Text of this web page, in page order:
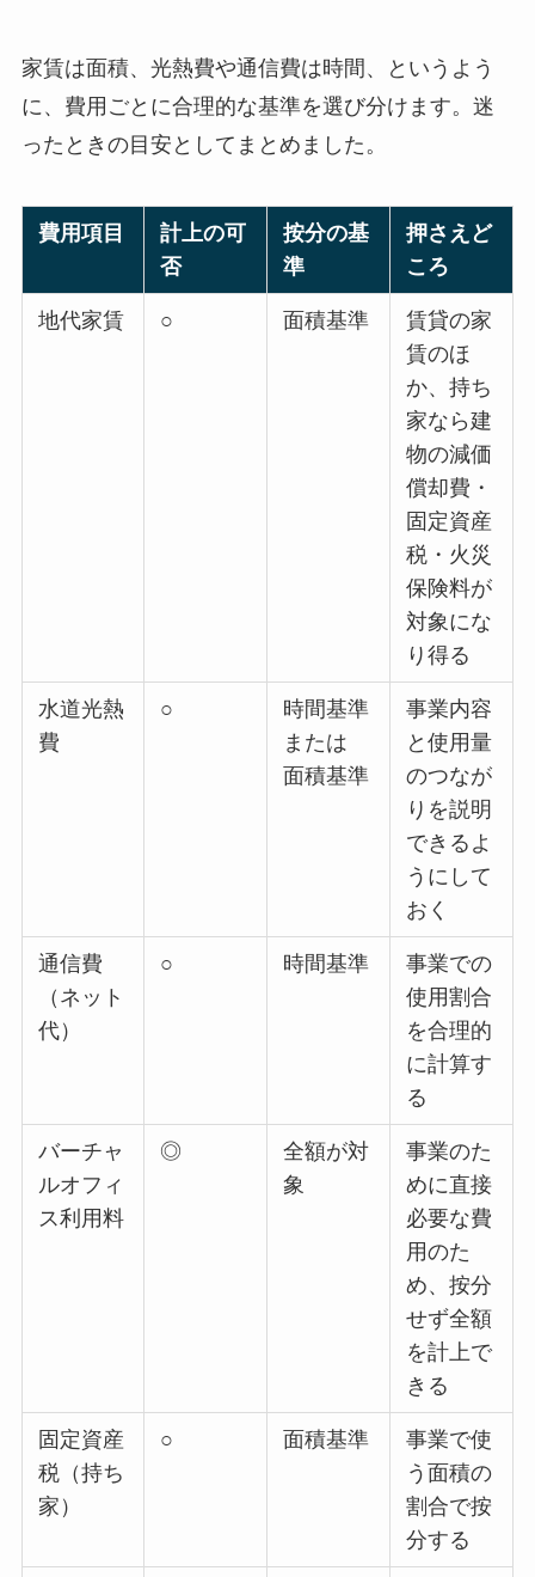
家賃は面積、光熱費や通信費は時間、というよう
に、費用ごとに合理的な基準を選び分けます。迷
ったときの目安としてまとめました。
費用項目
計上の可
否
按分の基
準
押さえど
ころ
地代家賃 ○ 面積基準
賃貸の家
賃のほ
か、持ち
家なら建
物の減価
償却費・
固定資産
税・火災
保険料が
対象にな
り得る
水道光熱
費
○
時間基準
または
面積基準
事業内容
と使用量
のつなが
りを説明
できるよ
うにして
おく
通信費
（ネット
代）
○ 時間基準
事業での
使用割合
を合理的
に計算す
る
バーチャ
ルオフィ
ス利用料
◎
全額が対
象
事業のた
めに直接
必要な費
用のた
め、按分
せず全額
を計上で
きる
固定資産
税（持ち
家）
○ 面積基準
事業で使
う面積の
割合で按
分する